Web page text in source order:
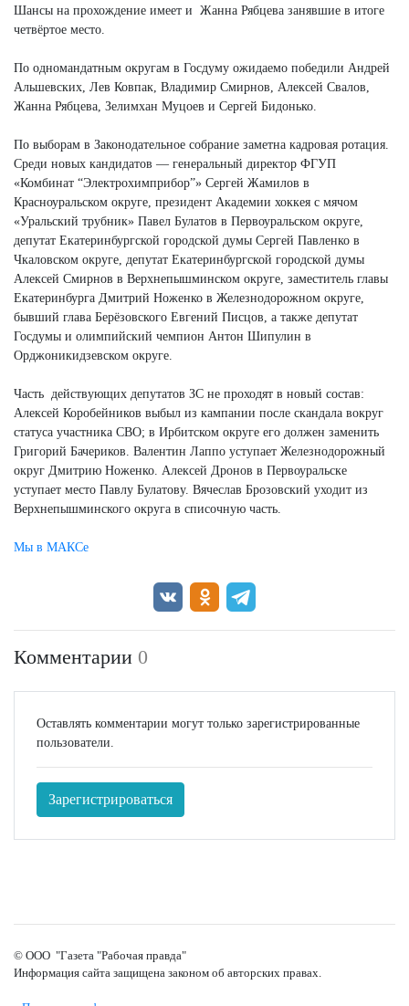
Шансы на прохождение имеет и Жанна Рябцева занявшие в итоге
четвёртое место.
По одномандатным округам в Госдуму ожидаемо победили Андрей
Альшевских, Лев Ковпак, Владимир Смирнов, Алексей Свалов,
Жанна Рябцева, Зелимхан Муцоев и Сергей Бидонько.
По выборам в Законодательное собрание заметна кадровая ротация.
Среди новых кандидатов — генеральный директор ФГУП
«Комбинат “Электрохимприбор”» Сергей Жамилов в
Красноуральском округе, президент Академии хоккея с мячом
«Уральский трубник» Павел Булатов в Первоуральском округе,
депутат Екатеринбургской городской думы Сергей Павленко в
Чкаловском округе, депутат Екатеринбургской городской думы
Алексей Смирнов в Верхнепышминском округе, заместитель главы
Екатеринбурга Дмитрий Ноженко в Железнодорожном округе,
бывший глава Берёзовского Евгений Писцов, а также депутат
Госдумы и олимпийский чемпион Антон Шипулин в
Орджоникидзевском округе.
Часть действующих депутатов ЗС не проходят в новый состав:
Алексей Коробейников выбыл из кампании после скандала вокруг
статуса участника СВО; в Ирбитском округе его должен заменить
Григорий Бачериков. Валентин Лаппо уступает Железнодорожный
округ Дмитрию Ноженко. Алексей Дронов в Первоуральске
уступает место Павлу Булатову. Вячеслав Брозовский уходит из
Верхнепышминского округа в списочную часть.
Мы в МАКСе
Комментарии 0
Оставлять комментарии могут только зарегистрированные
пользователи.
Зарегистрироваться
© ООО "Газета "Рабочая правда"
Информация сайта защищена законом об авторских правах.